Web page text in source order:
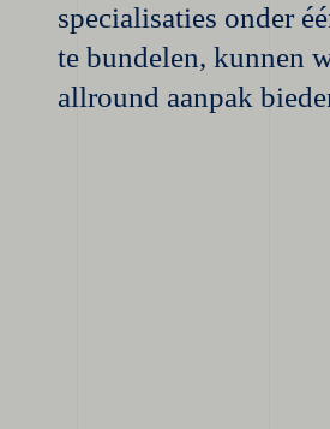
specialisaties onder
te bundelen, kunnen
allround aanpak